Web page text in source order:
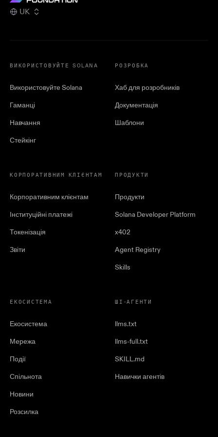
UK
ВИКОРИСТОВУЙТЕ SOLANA
Використовуйте Solana
Гаманці
Навчання
Стейкінг
РОЗРОБКА
Хаб для розробників
Документація
Шаблони
КОРПОРАТИВНИМ КЛІЄНТАМ
Корпоративним клієнтам
Інституційні платежі
Токенізація
Звіти
ПРОДУКТИ
Продукти
Solana Developer Platform
x402
Agent Registry
Skills
ЕКОСИСТЕМА
Екосистема
Мережа
Події
Спільнота
Новини
Розсилка
ШІ-АГЕНТИ
llms.txt
llms-full.txt
SKILL.md
Навички агентів